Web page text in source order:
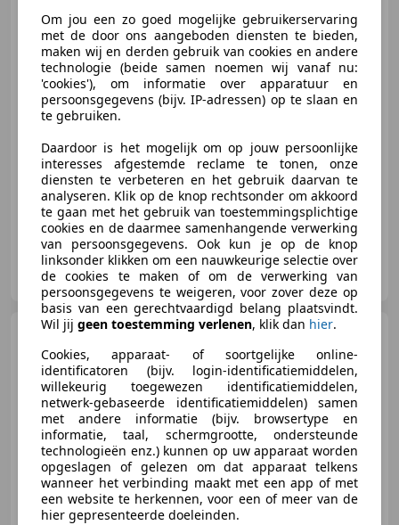
Turismo 2.9 4S SportDesign |
Stoelventilatie
€ 59.950
08/2018 101.167 km Benzine
324 kW (441 PK)
Autobedrijf Benerink
NL-7575 BE OLDENZAAL
Porsche 991
RS | Weissach | Clubsport |
Volledig
€ 249.991 1
08/2019 34.284 km Benzine 383 kW (521 PK)
Om jou een zo goed mogelijke gebruikerservaring
met de door ons aangeboden diensten te bieden,
maken wij en derden gebruik van cookies en andere
technologie (beide samen noemen wij vanaf nu:
'cookies'), om informatie over apparatuur en
persoonsgegevens (bijv. IP-adressen) op te slaan en
te gebruiken.
Daardoor is het mogelijk om op jouw persoonlijke
interesses afgestemde reclame te tonen, onze
diensten te verbeteren en het gebruik daarvan te
analyseren. Klik op de knop rechtsonder om akkoord
te gaan met het gebruik van toestemmingsplichtige
cookies en de daarmee samenhangende verwerking
van persoonsgegevens. Ook kun je op de knop
linksonder klikken om een nauwkeurige selectie over
de cookies te maken of om de verwerking van
persoonsgegevens te weigeren, voor zover deze op
basis van een gerechtvaardigd belang plaatsvindt.
Wil jij geen toestemming verlenen, klik dan hier.
Cookies, apparaat- of soortgelijke online-
identificatoren (bijv. login-identificatiemiddelen,
willekeurig toegewezen identificatiemiddelen,
netwerk-gebaseerde identificatiemiddelen) samen
met andere informatie (bijv. browsertype en
informatie, taal, schermgrootte, ondersteunde
technologieën enz.) kunnen op uw apparaat worden
opgeslagen of gelezen om dat apparaat telkens
wanneer het verbinding maakt met een app of met
een website te herkennen, voor een of meer van de
hier gepresenteerde doeleinden.